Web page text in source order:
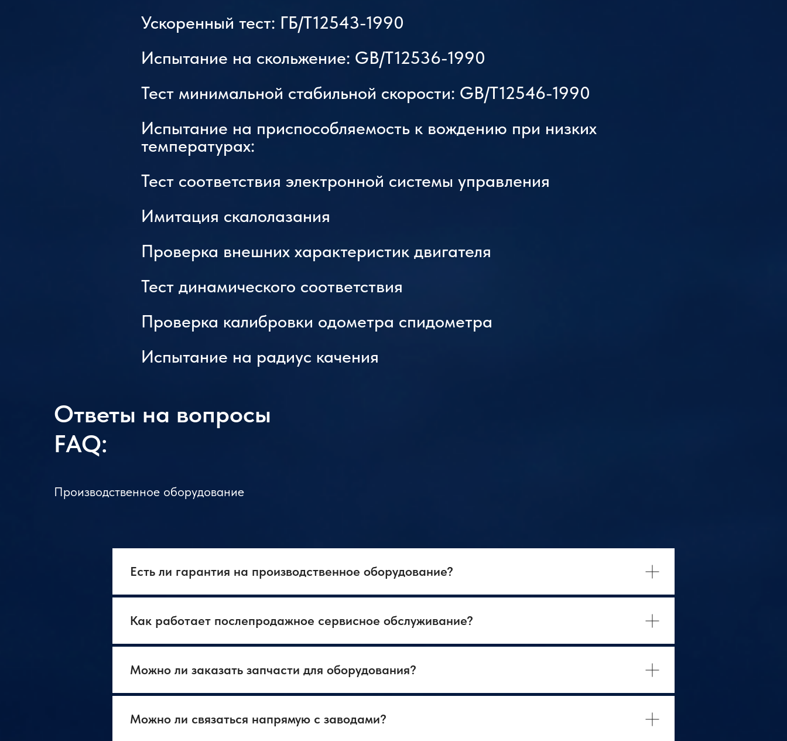
Ускоренный тест: ГБ/T12543-1990
Испытание на скольжение: GB/T12536-1990
Тест минимальной стабильной скорости: GB/T12546-1990
Испытание на приспособляемость к вождению при низких
температурах:
Тест соответствия электронной системы управления
Имитация скалолазания
Проверка внешних характеристик двигателя
Тест динамического соответствия
Проверка калибровки одометра спидометра
Испытание на радиус качения
Ответы на вопросы
FAQ:
Производственное оборудование
Есть ли гарантия на производственное оборудование?
Как работает послепродажное сервисное обслуживание?
Можно ли заказать запчасти для оборудования?
Можно ли связаться напрямую с заводами?